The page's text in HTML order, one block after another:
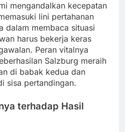
mengandalkan kecepatan
lini pertahanan
dalam membaca situasi
harus bekerja keras
Peran vitalnya
Salzburg meraih
di babak kedua dan
sisa pertandingan.
terhadap Hasil